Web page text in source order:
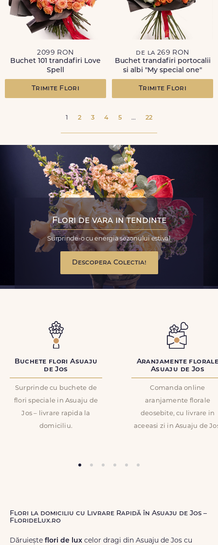
2099 RON
Buchet 101 trandafiri Love
Spell
Trimite Flori
de la 269 RON
Buchet trandafiri portocalii
si albi "My special one"
Trimite Flori
1 2 3 4 5 ... 22
Flori de vara in tendinte
Surprinde-o cu energia sezonului estival
Descopera Colectia!
Buchete flori Asuaju
de Jos
Surprinde cu buchete de
flori speciale in Asuaju de
Jos – livrare rapida la
domiciliu.
Aranjamente
Asuaju de Jos
Comanda online
aranjamente florale
deosebite, cu livrare in
aceeasi zi in Asuaju de
Flori la domiciliu cu Livrare Rapidă în Asuaju de Jos –
FlorideLux.ro
Dăruiește flori de lux celor dragi din Asuaju de Jos cu